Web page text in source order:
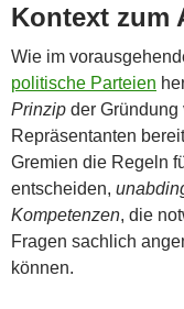
Kontext zum
Wie im
politische Parteien
Prinzip der
Repräsentanten
Gremien die Regeln
entscheiden,
Kompetenzen, die
Fragen sachlich
können.